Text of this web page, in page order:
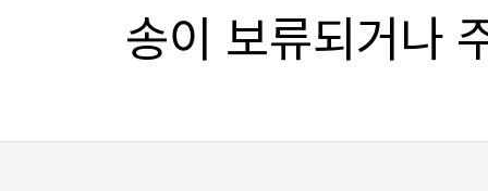
송이 보류되거나